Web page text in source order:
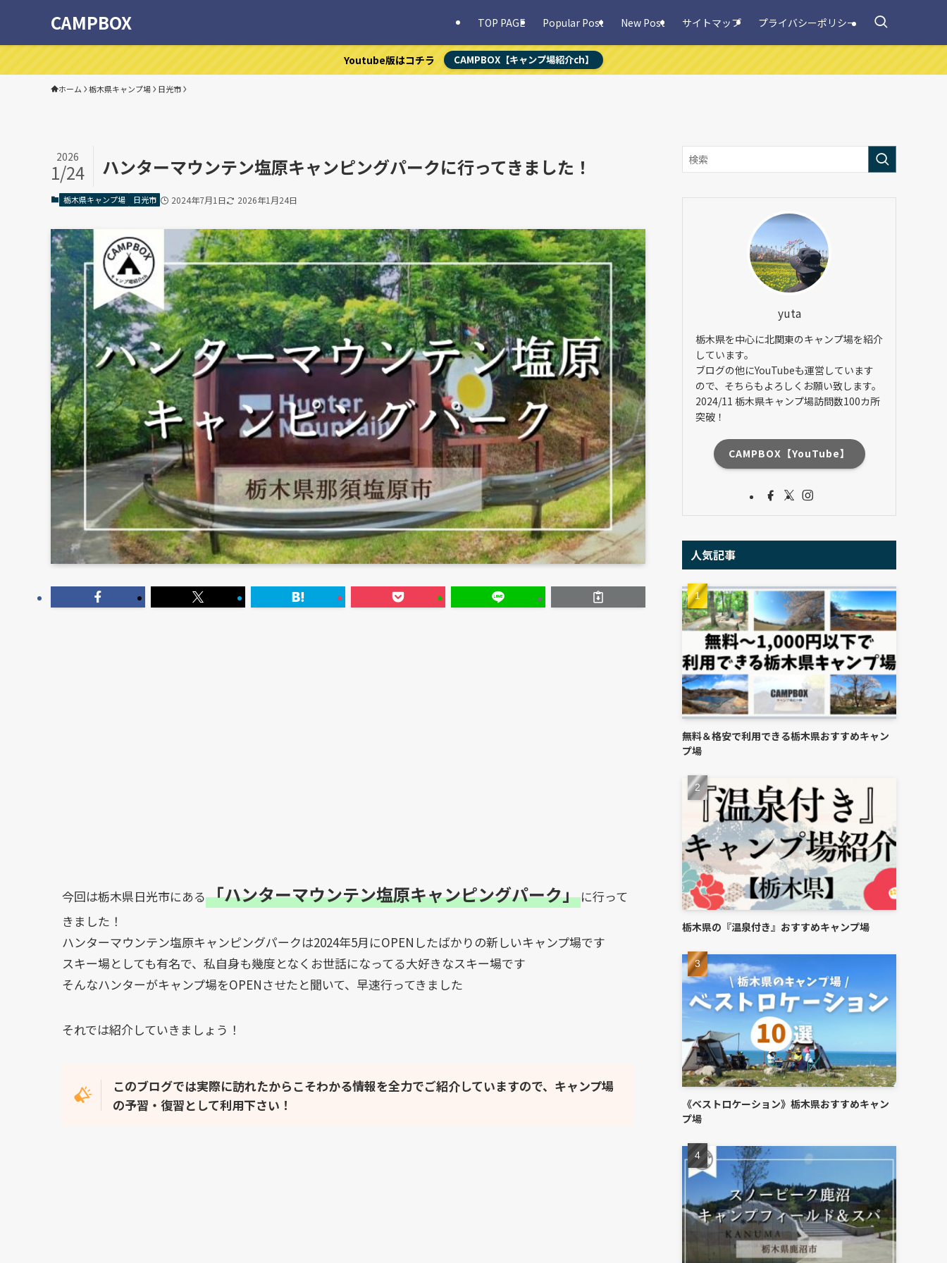
CAMPBOX TOP PAGE Popular Post New Post サイトマップ プライバシーポリシー
Youtube版はコチラ CAMPBOX【キャンプ場紹介ch】
ホーム 栃木県キャンプ場 日光市
ハンターマウンテン塩原キャンピングパークに行ってきました！
2026
1/24
栃木県キャンプ場 日光市 2024年7月1日 2026年1月24日
今回は栃木県日光市にある「ハンターマウンテン塩原キャンピングパーク」に行って
きました！
ハンターマウンテン塩原キャンピングパークは2024年5月にOPENしたばかりの新しいキャンプ場です
スキー場としても有名で、私自身も幾度となくお世話になってる大好きなスキー場です
そんなハンターがキャンプ場をOPENさせたと聞いて、早速行ってきました
それでは紹介していきましょう！
このブログでは実際に訪れたからこそわかる情報を全力でご紹介していますので、キャンプ場
の予習・復習として利用下さい！
yuta
栃木県を中心に北関東のキャンプ場を紹介
しています。
ブログの他にYouTubeも運営しています
ので、そちらもよろしくお願い致します。
2024/11 栃木県キャンプ場訪問数100カ所
突破！
CAMPBOX【YouTube】
人気記事
無料＆格安で利用できる栃木県おすすめキャン
プ場
栃木県の『温泉付き』おすすめキャンプ場
《ベストロケーション》栃木県おすすめキャン
プ場